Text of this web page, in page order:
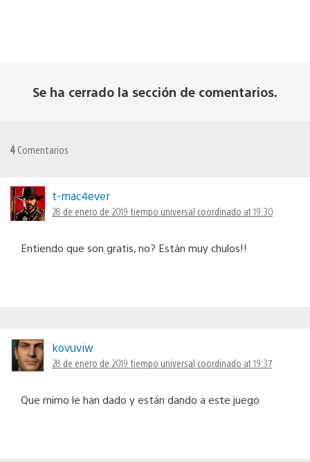
Se ha cerrado la sección de comentarios.
4 Comentarios
t-mac4ever
28 de enero de 2019 tiempo universal coordinado at 19:30
Entiendo que son gratis, no? Están muy chulos!!
kovuviw
28 de enero de 2019 tiempo universal coordinado at 19:37
Que mimo le han dado y están dando a este juego